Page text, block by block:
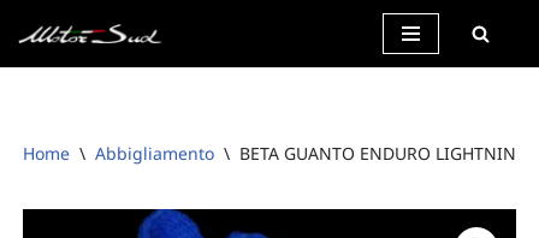
Vai
Home \ Abbigliamento \ BETA GUANTO ENDURO LIGHTNING